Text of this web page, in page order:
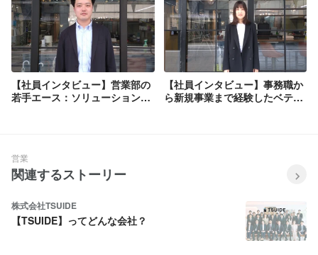
【社員インタビュー】営業部の
若手エース：ソリューション営
【社員インタビュー】事務職か
ら新規事業まで経験したベテラ
営業
関連するストーリー
株式会社TSUIDE
【TSUIDE】ってどんな会社？